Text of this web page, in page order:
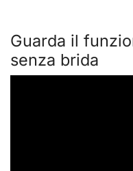
Guarda il
senza brida